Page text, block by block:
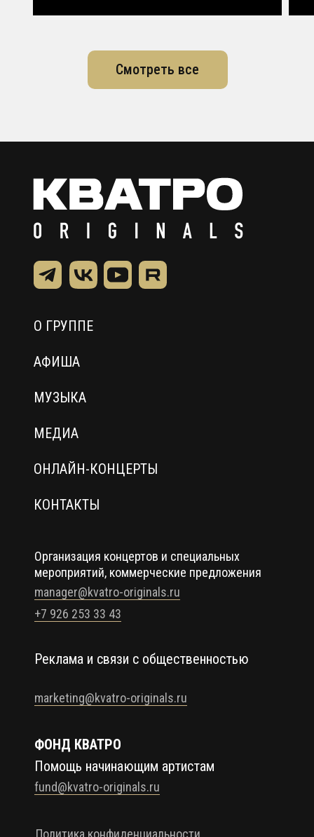
Смотреть все
manager@kvatro-originals.ru
+7 926 253 33 43
Организация концертов и специальных
мероприятий, коммерческие предложения
Реклама и связи с общественностью
fund@kvatro-originals.ru
ФОНД КВАТРО
Помощь начинающим артистам
О ГРУППЕ
АФИША
МУЗЫКА
МЕДИА
ОНЛАЙН-КОНЦЕРТЫ
КОНТАКТЫ
marketing@kvatro-originals.ru
Политика конфиденциальности